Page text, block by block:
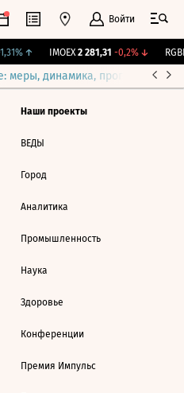
Войти
↑ IMOEX 2 281,31 -0,2%↓
меры, динамика, прогнозы
Наши проекты
ВЕДЫ
Город
Аналитика
Промышленность
Наука
Здоровье
Конференции
Премия Импульс